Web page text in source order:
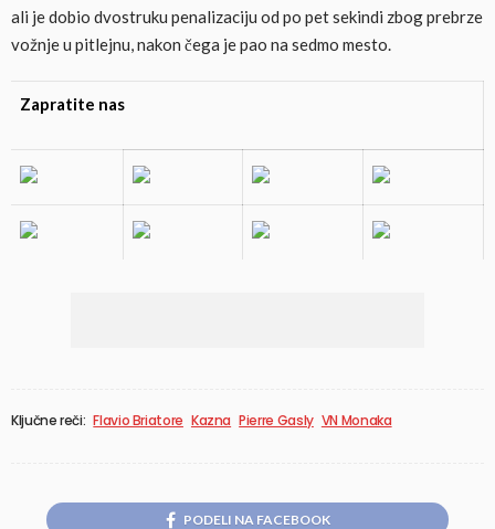
ali je dobio dvostruku penalizaciju od po pet sekindi zbog prebrze
vožnje u pitlejnu, nakon čega je pao na sedmo mesto.
Zapratite nas
Ključne reči: Flavio Briatore Kazna Pierre Gasly VN Monaka
PODELI NA FACEBOOK